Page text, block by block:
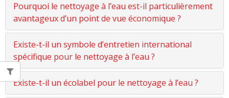
Pourquoi le nettoyage à l’eau est-il particulièrement
avantageux d’un point de vue économique ?
Existe-t-il un symbole d’entretien international
spécifique pour le nettoyage à l’eau ?
Existe-t-il un écolabel pour le nettoyage à l’eau ?